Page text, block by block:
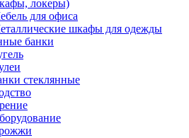
локеры)
для офиса
шкафы для одежды
банки
стеклянные